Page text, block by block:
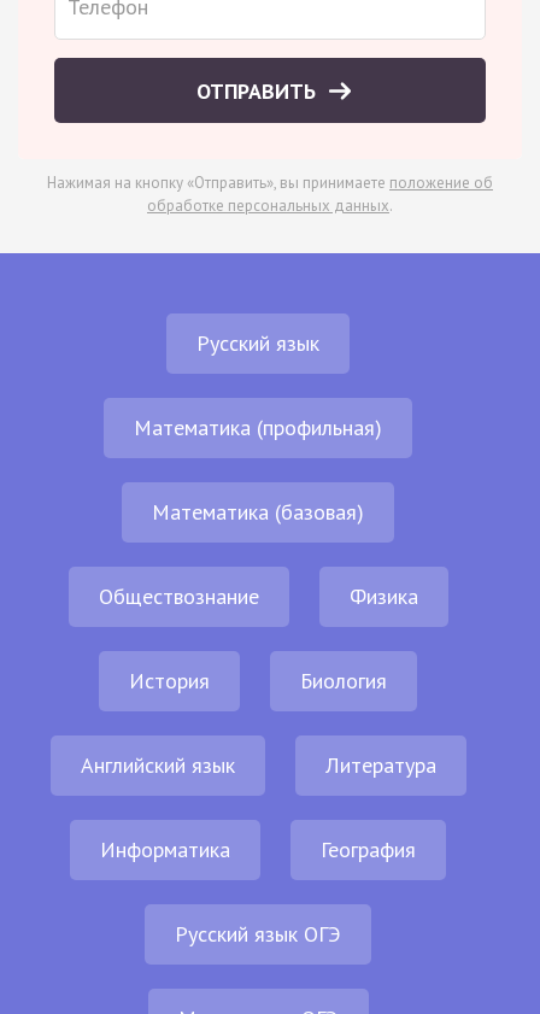
ОТПРАВИТЬ
Нажимая на кнопку «Отправить», вы принимаете положение об
обработке персональных данных.
Русский язык
Математика (профильная)
Математика (базовая)
Обществознание Физика
История Биология
Английский язык Литература
Информатика География
Русский язык ОГЭ